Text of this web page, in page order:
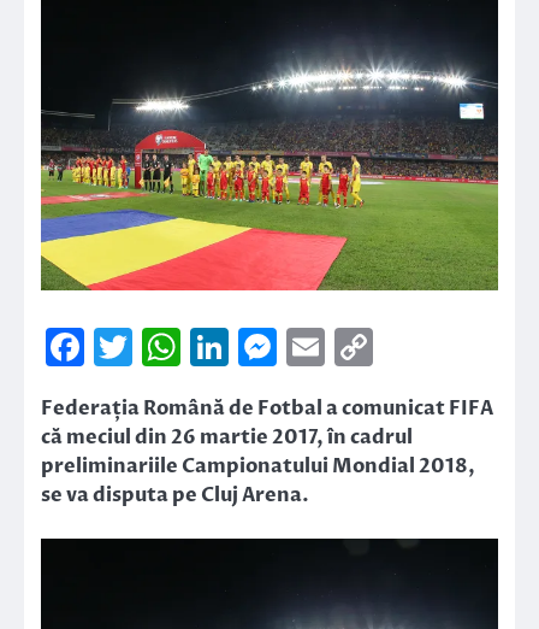
Facebook
Twitter
WhatsApp
LinkedIn
Messenger
Email
Link
Federația Română de Fotbal a comunicat FIFA
că meciul din 26 martie 2017, în cadrul
preliminariile Campionatului Mondial 2018,
se va disputa pe Cluj Arena.